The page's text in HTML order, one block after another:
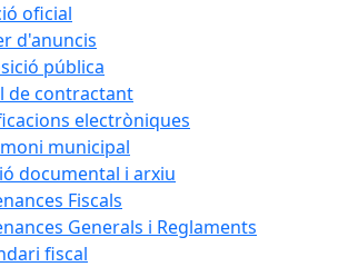
oficial
d'anuncis
pública
de contractant
electròniques
municipal
documental i arxiu
Fiscals
Generals i Reglaments
fiscal